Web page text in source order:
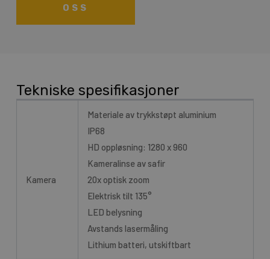
OSS
Tekniske spesifikasjoner
Kamera
Materiale av trykkstøpt aluminium
IP68
HD oppløsning: 1280 x 960
Kameralinse av safir
20x optisk zoom
Elektrisk tilt 135°
LED belysning
Avstands lasermåling
Lithium batteri, utskiftbart